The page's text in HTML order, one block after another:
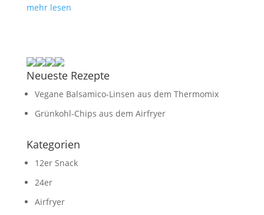
mehr lesen
Neueste Rezepte
Vegane Balsamico-Linsen aus dem Thermomix
Grünkohl-Chips aus dem Airfryer
Kategorien
12er Snack
24er
Airfryer